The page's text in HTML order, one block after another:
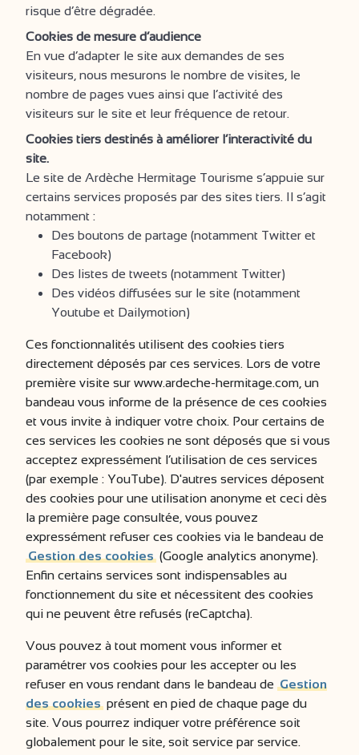
risque d’être dégradée.
Cookies de mesure d’audience
En vue d’adapter le site aux demandes de ses
visiteurs, nous mesurons le nombre de visites, le
nombre de pages vues ainsi que l’activité des
visiteurs sur le site et leur fréquence de retour.
Cookies tiers destinés à améliorer l’interactivité du
site.
Le site de Ardèche Hermitage Tourisme s’appuie sur
certains services proposés par des sites tiers. Il s’agit
notamment :
Des boutons de partage (notamment Twitter et
Facebook)
Des listes de tweets (notamment Twitter)
Des vidéos diffusées sur le site (notamment
Youtube et Dailymotion)
Ces fonctionnalités utilisent des cookies tiers
directement déposés par ces services. Lors de votre
première visite sur www.ardeche-hermitage.com, un
bandeau vous informe de la présence de ces cookies
et vous invite à indiquer votre choix. Pour certains de
ces services les cookies ne sont déposés que si vous
acceptez expressément l’utilisation de ces services
(par exemple : YouTube). D'autres services déposent
des cookies pour une utilisation anonyme et ceci dès
la première page consultée, vous pouvez
expressément refuser ces cookies via le bandeau de
Gestion des cookies (Google analytics anonyme).
Enfin certains services sont indispensables au
fonctionnement du site et nécessitent des cookies
qui ne peuvent être refusés (reCaptcha).
Vous pouvez à tout moment vous informer et
paramétrer vos cookies pour les accepter ou les
refuser en vous rendant dans le bandeau de Gestion
des cookies présent en pied de chaque page du
site. Vous pourrez indiquer votre préférence soit
globalement pour le site, soit service par service.